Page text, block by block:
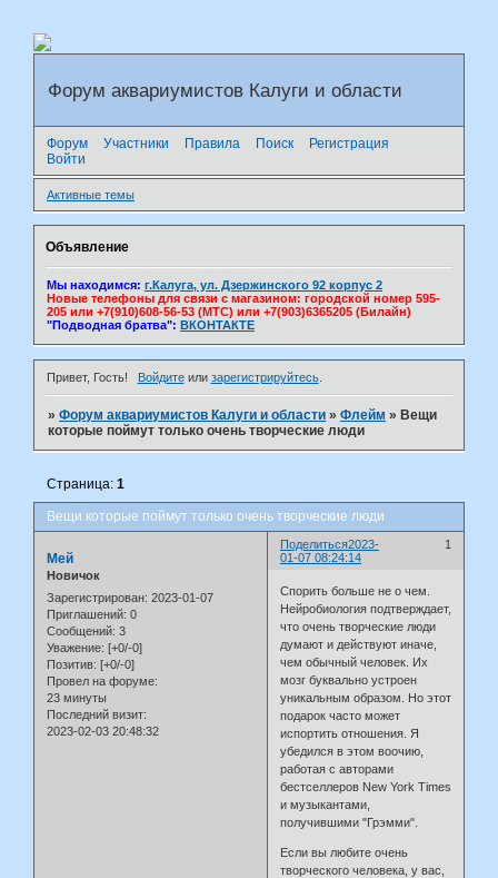
Форум аквариумистов Калуги и области
Форум Участники Правила Поиск
Регистрация
Войти
Активные темы
Объявление
Мы находимся: г.Калуга, ул. Дзержинского 92 корпус 2
Новые телефоны для связи с магазином: городской номер 595-
205 или +7(910)608-56-53 (МТС) или +7(903)6365205 (Билайн)
"Подводная братва": ВКОНТАКТЕ
Привет, Гость! Войдитеили зарегистрируйтесь.
»Форум аквариумистов Калуги и области »Флейм » Вещи
которые поймут только очень творческие люди
Вещи которые поймут только очень творческие люди
Страница:1
Поделиться 1
2023-
01-07 08:24:14
Мей
Новичок
Зарегистрирован: 2023-01-07
Приглашений: 0
Сообщений: 3
Уважение: [+0/-0]
Позитив: [+0/-0]
Провел на форуме:
23 минуты
Последний визит:
2023-02-03 20:48:32
Спорить больше не о чем.
Нейробиология подтверждает,
что очень творческие люди
думают и действуют иначе,
чем обычный человек. Их
мозг буквально устроен
уникальным образом. Но этот
подарок часто может
испортить отношения. Я
убедился в этом воочию,
работая с авторами
бестселлеров New York Times
и музыкантами,
получившими "Грэмми".
Если вы любите очень
творческого человека, у вас,